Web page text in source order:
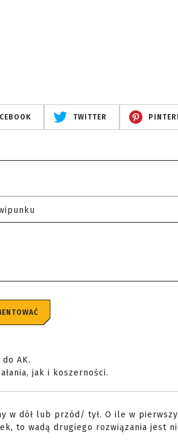
TWITTER
AK.
jak i koszerności.
w dół lub przód/ tył. O ile w
to wadą drugiego rozwiązania jest